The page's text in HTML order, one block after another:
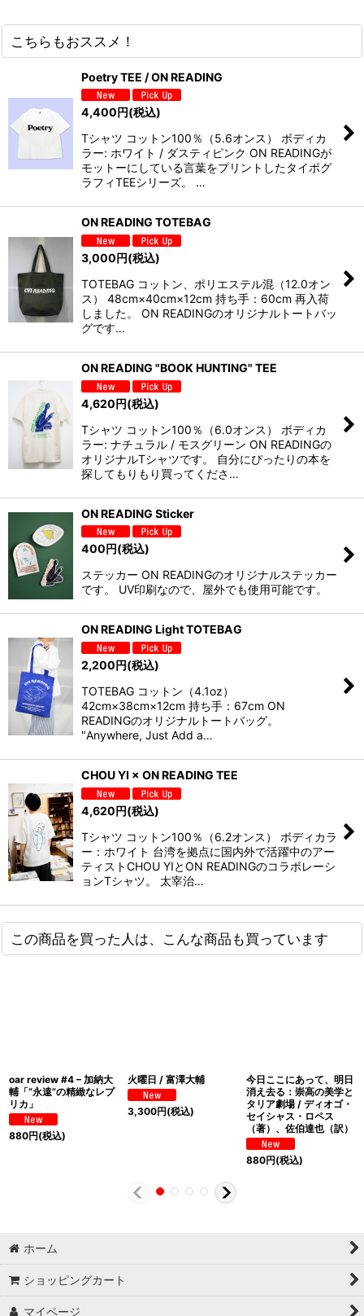
こちらもおススメ！
Poetry TEE / ON READING
4,400円(税込)
Tシャツ コットン100％（5.6オンス） ボディカ
ラー: ホワイト / ダスティピンク ON READINGが
モットーにしている言葉をプリントしたタイポグ
ラフィTEEシリーズ。 …
ON READING TOTEBAG
3,000円(税込)
TOTEBAG コットン、ポリエステル混（12.0オン
ス） 48cm×40cm×12cm 持ち手：60cm 再入荷
しました。 ON READINGのオリジナルトートバッ
グです…
ON READING "BOOK HUNTING" TEE
4,620円(税込)
Tシャツ コットン100％（6.0オンス） ボディカ
ラー: ナチュラル / モスグリーン ON READINGの
オリジナルTシャツです。 自分にぴったりの本を
探してもりもり買ってくださ…
ON READING Sticker
400円(税込)
ステッカー ON READINGのオリジナルステッカー
です。 UV印刷なので、屋外でも使用可能です。
ON READING Light TOTEBAG
2,200円(税込)
TOTEBAG コットン（4.1oz）
42cm×38cm×12cm 持ち手：67cm ON
READINGのオリジナルトートバッグ。
"Anywhere, Just Add a…
CHOU YI × ON READING TEE
4,620円(税込)
Tシャツ コットン100％（6.2オンス） ボディカラ
ー：ホワイト 台湾を拠点に国内外で活躍中のアー
ティストCHOU YIとON READINGのコラボレーシ
ョンTシャツ。 太宰治…
この商品を買った人は、こんな商品も買っています
oar review #4 – 加納大
輔「“永遠”の精緻なレプ
リカ」
880円(税込)
火曜日 / 富澤大輔
3,300円(税込)
今日ここにあって、明日
消え去る：崇高の美学と
タリア劇場 / ディオゴ・
セイシャス・ロペス
（著）、佐伯達也（訳）
880円(税込)
ホーム
ショッピングカート
マイページ